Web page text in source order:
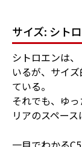
サイズ: シト
シトロエンは
いるが、サイ
ている。
それでも、ゆっ
リアのスペース